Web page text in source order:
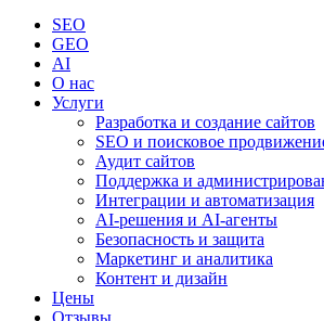
SEO
GEO
AI
О нас
Услуги
Разработка и создание сайтов
SEO и поисковое
Аудит сайтов
Поддержка и
Интеграции и автоматизация
AI-решения и AI-агенты
Безопасность и защита
Маркетинг и аналитика
Контент и дизайн
Цены
Отзывы